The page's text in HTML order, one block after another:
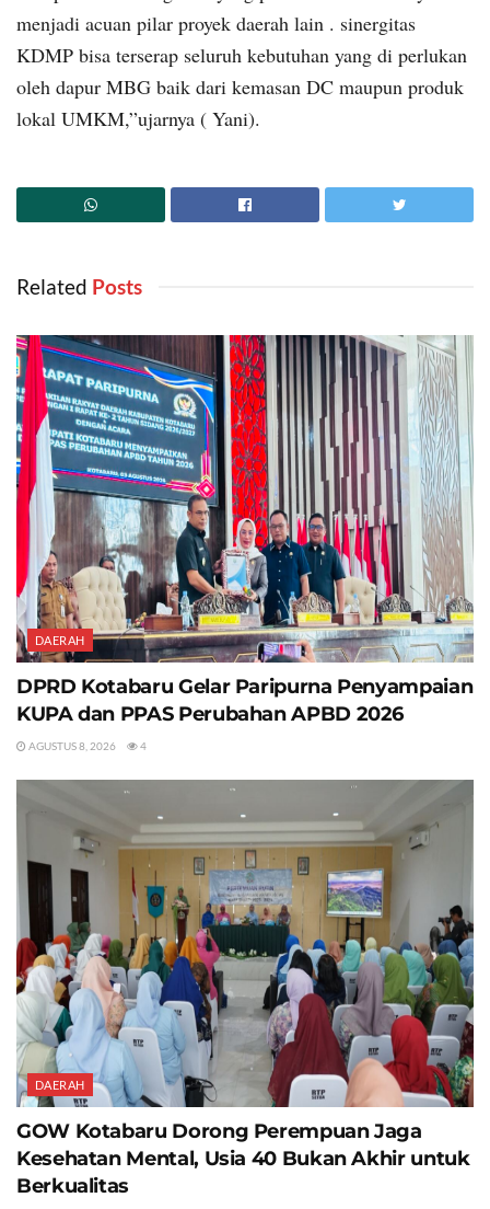
menjadi acuan pilar proyek daerah lain . sinergitas
KDMP bisa terserap seluruh kebutuhan yang di perlukan
oleh dapur MBG baik dari kemasan DC maupun produk
lokal UMKM,”ujarnya ( Yani).
Related ‎ Posts
DAERAH
DPRD Kotabaru Gelar Paripurna Penyampaian
KUPA dan PPAS Perubahan APBD 2026
AGUSTUS 8, 2026 4
DAERAH
GOW Kotabaru Dorong Perempuan Jaga
Kesehatan Mental, Usia 40 Bukan Akhir untuk
Berkualitas